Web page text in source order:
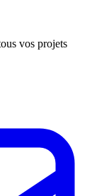
vos projets